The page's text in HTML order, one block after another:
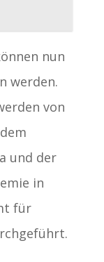
nun
werden.
von
und der
in
für